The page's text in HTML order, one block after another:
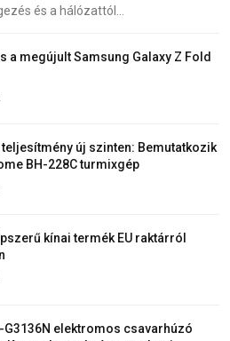
és a hálózattól…
a megújult Samsung Galaxy Z Fold
teljesítmény új szinten: Bemutatkozik
BH-228C turmixgép
kínai termék EU raktárról
G3136N elektromos csavarhúzó